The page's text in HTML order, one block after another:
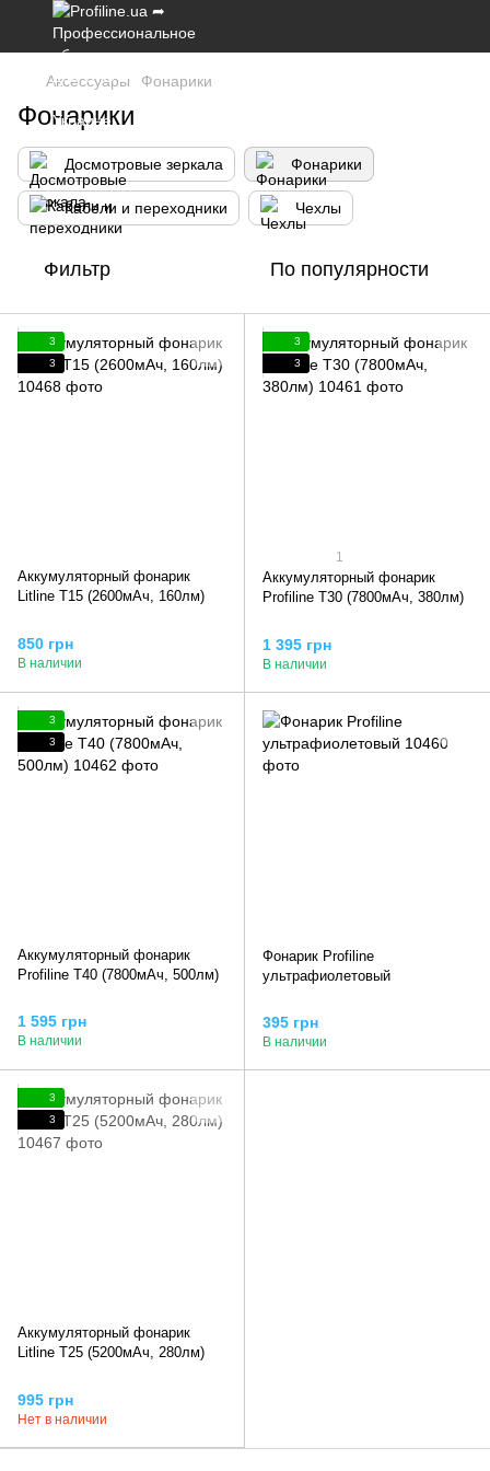
Аксессуары Фонарики
Фонарики
Досмотровые зеркала Фонарики
Кабели и переходники Чехлы
Фильтр По популярности
3
3
Аккумуляторный фонарик
Litline T15 (2600мАч, 160лм)
850 грн
В наличии
3
3
1
Аккумуляторный фонарик
Profiline T30 (7800мАч, 380лм)
1 395 грн
В наличии
3
3
Аккумуляторный фонарик
Profiline T40 (7800мАч, 500лм)
1 595 грн
В наличии
Фонарик Profiline
ультрафиолетовый
395 грн
В наличии
3
3
Аккумуляторный фонарик
Litline T25 (5200мАч, 280лм)
995 грн
Нет в наличии